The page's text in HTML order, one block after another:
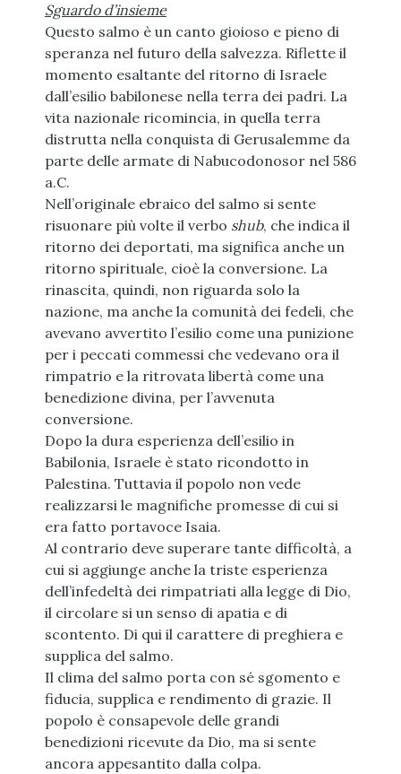
Sguardo d’insieme
Questo salmo è un canto gioioso e pieno di
speranza nel futuro della salvezza. Riflette il
momento esaltante del ritorno di Israele
dall’esilio babilonese nella terra dei padri. La
vita nazionale ricomincia, in quella terra
distrutta nella conquista di Gerusalemme da
parte delle armate di Nabucodonosor nel 586
a.C.
Nell’originale ebraico del salmo si sente
risuonare più volte il verbo shub, che indica il
ritorno dei deportati, ma significa anche un
ritorno spirituale, cioè la conversione. La
rinascita, quindi, non riguarda solo la
nazione, ma anche la comunità dei fedeli, che
avevano avvertito l’esilio come una punizione
per i peccati commessi che vedevano ora il
rimpatrio e la ritrovata libertà come una
benedizione divina, per l’avvenuta
conversione.
Dopo la dura esperienza dell’esilio in
Babilonia, Israele è stato ricondotto in
Palestina. Tuttavia il popolo non vede
realizzarsi le magnifiche promesse di cui si
era fatto portavoce Isaia.
Al contrario deve superare tante difficoltà, a
cui si aggiunge anche la triste esperienza
dell’infedeltà dei rimpatriati alla legge di Dio,
il circolare si un senso di apatia e di
scontento. Di qui il carattere di preghiera e
supplica del salmo.
Il clima del salmo porta con sé sgomento e
fiducia, supplica e rendimento di grazie. Il
popolo è consapevole delle grandi
benedizioni ricevute da Dio, ma si sente
ancora appesantito dalla colpa.